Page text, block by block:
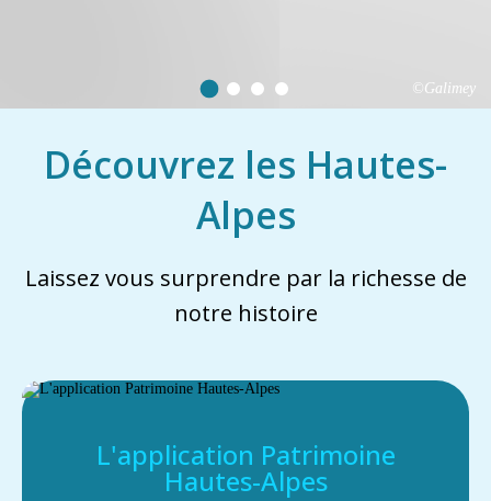
©Galimey
Découvrez les Hautes-
Alpes
Laissez vous surprendre par la richesse de
notre histoire
L'application Patrimoine
Hautes-Alpes